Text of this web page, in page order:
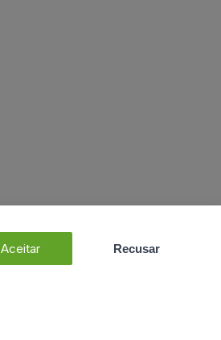
Aceitar Recusar
Dúvidas? Fale connosco!